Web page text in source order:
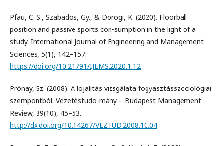
Pfau, C. S., Szabados, Gy., & Dorogi, K. (2020). Floorball
position and passive sports con-sumption in the light of a
study. International Journal of Engineering and Management
Sciences, 5(1), 142–157.
https://doi.org/10.21791/IJEMS.2020.1.12
Prónay, Sz. (2008). A lojalitás vizsgálata fogyasztásszociológiai
szempontból. Vezetéstudo-mány – Budapest Management
Review, 39(10), 45–53.
http://dx.doi.org/10.14267/VEZTUD.2008.10.04